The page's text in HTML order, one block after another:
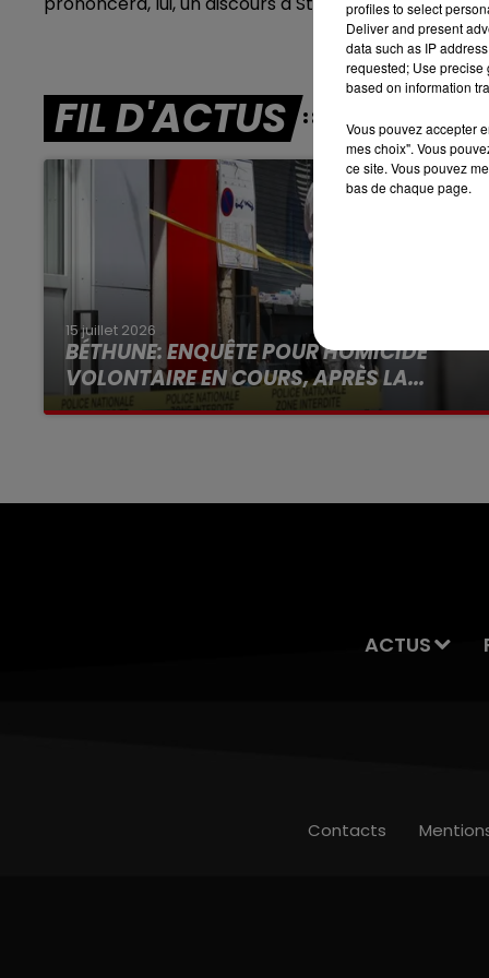
SUR UN AIR D'ACCORDÉON
FIL D'ACTUS
15 juillet 2026
BÉTHUNE: ENQUÊTE POUR HOMICIDE
VOLONTAIRE EN COURS, APRÈS LA...
Selon les premiers éléments, le logement
ACTUS
Contacts
profiles to select
Deliver and present
data such as IP
requested; Use precise
based on information
Vous pouvez accepter
mes choix". Vous
ce site. Vous pouvez
bas de chaque page.